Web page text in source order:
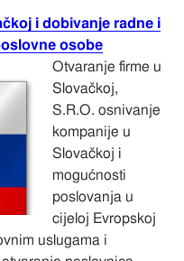
i dobivanje radne i
osobe
Otvaranje firme u
Slovačkoj,
S.R.O. osnivanje
kompanije u
Slovačkoj i
mogućnosti
poslovanja u
cijeloj Evropskoj
uslugama i